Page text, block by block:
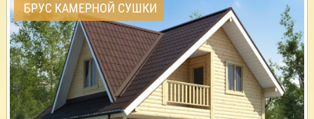
БРУС КАМЕРНОЙ СУШКИ